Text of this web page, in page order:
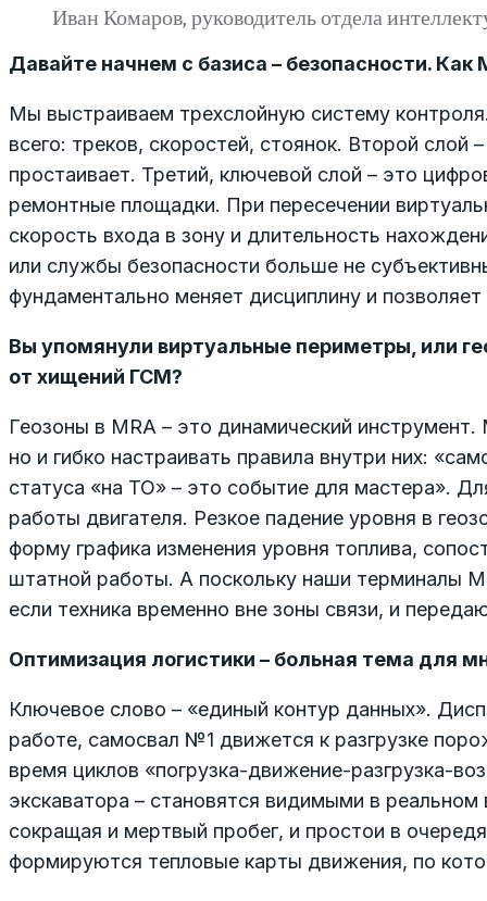
Иван Комаров, руководитель отдела
Давайте начнем с базиса – безопасности. Как
Мы выстраиваем трехслойную систему
всего: треков, скоростей, стоянок. Второй слой
простаивает. Третий, ключевой слой – это
ремонтные площадки. При пересечении
скорость входа в зону и длительность
или службы безопасности больше не
фундаментально меняет дисциплину и
Вы упомянули виртуальные периметры, или
от хищений ГСМ?
Геозоны в MRA – это динамический
но и гибко настраивать правила внутри них:
статуса «на ТО» – это событие для мастера».
работы двигателя. Резкое падение уровня в
форму графика изменения уровня топлива,
штатной работы. А поскольку наши терминалы
если техника временно вне зоны связи, и
Оптимизация логистики – больная тема для
Ключевое слово – «единый контур данных».
работе, самосвал №1 движется к разгрузке
время циклов «погрузка-движение-разгрузка-
экскаватора – становятся видимыми в
сокращая и мертвый пробег, и простои в
формируются тепловые карты движения, по